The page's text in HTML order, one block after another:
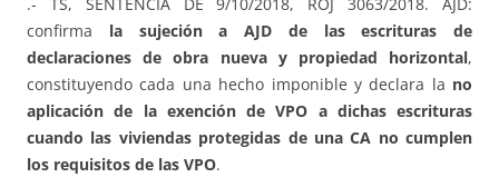
.- TS, SENTENCIA DE 9/10/2018, ROJ 3063/2018. AJD:
confirma la sujeción a AJD de las escrituras de
declaraciones de obra nueva y propiedad horizontal,
constituyendo cada una hecho imponible y declara la no
aplicación de la exención de VPO a dichas escrituras
cuando las viviendas protegidas de una CA no cumplen
los requisitos de las VPO.